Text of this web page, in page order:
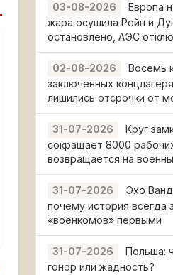
03-08-2026
Европа
жара осушила Рейн и
остановлено, АЭС
02-08-2026
Восемь
заключённых
лишились отсрочки от
31-07-2026
Круг
сокращает 8000
возвращается на
31-07-2026
Эхо
почему история всегда
«военкомов» первыми
31-07-2026
Польша:
гонор или жадность?